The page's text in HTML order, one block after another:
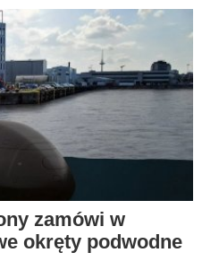
zamówi w
okręty podwodne